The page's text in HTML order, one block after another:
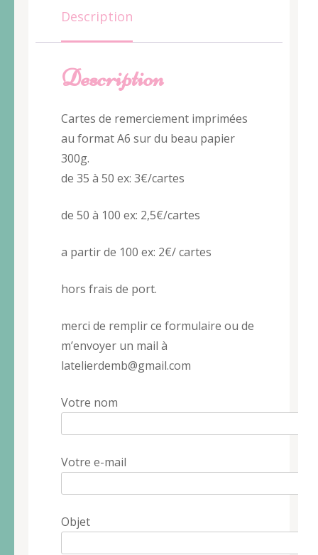
Description
Description
Cartes de remerciement imprimées
au format A6 sur du beau papier
300g.
de 35 à 50 ex: 3€/cartes
de 50 à 100 ex: 2,5€/cartes
a partir de 100 ex: 2€/ cartes
hors frais de port.
merci de remplir ce formulaire ou de
m’envoyer un mail à
latelierdemb@gmail.com
Votre nom
Votre e-mail
Objet